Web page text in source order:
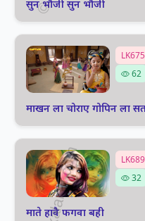
सुन भौजी सुन भौजी
LK675
62
माखन ला चोराए गोपिन ला
LK689
32
माते हावै फगवा बही